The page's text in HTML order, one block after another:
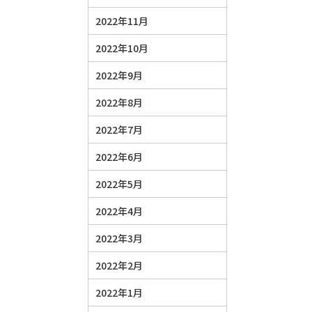
2022年11月
2022年10月
2022年9月
2022年8月
2022年7月
2022年6月
2022年5月
2022年4月
2022年3月
2022年2月
2022年1月